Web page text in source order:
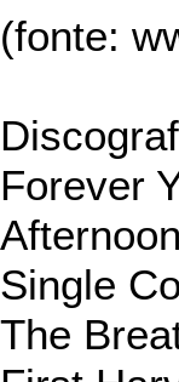
(fonte:
Forever
Single
The